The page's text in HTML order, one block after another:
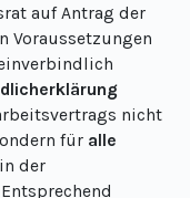
auf Antrag der
Voraussetzungen
nicht
für alle
der